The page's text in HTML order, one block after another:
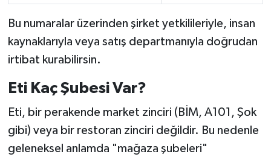
Bu numaralar üzerinden şirket yetkilileriyle, insan
kaynaklarıyla veya satış departmanıyla doğrudan
irtibat kurabilirsin.
Eti Kaç Şubesi Var?
Eti, bir perakende market zinciri (BİM, A101, Şok
gibi) veya bir restoran zinciri değildir. Bu nedenle
geleneksel anlamda "mağaza şubeleri"